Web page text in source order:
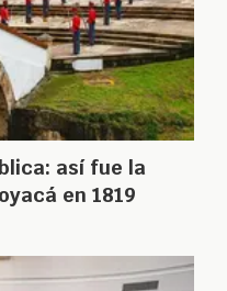
así fue la
en 1819